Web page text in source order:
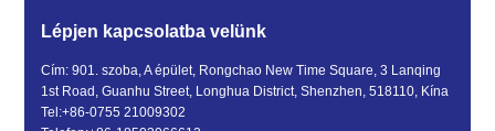
Lépjen kapcsolatba velünk
Cím: 901. szoba, A épület, Rongchao New Time Square, 3 Lanqing
1st Road, Guanhu Street, Longhua District, Shenzhen, 518110, Kína
Tel:+86-0755 21009302